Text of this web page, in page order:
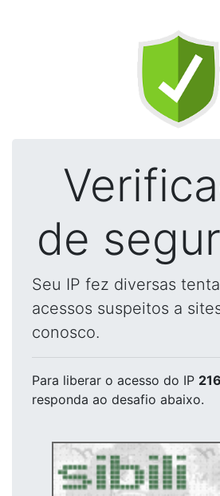
de
Seu IP fez diversas
acessos suspeitos a
conosco.
Para liberar o acesso do IP
responda ao desafio abaixo.